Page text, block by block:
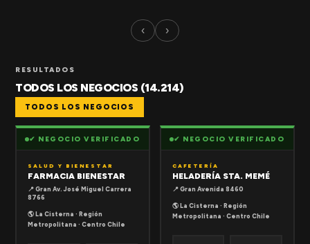
‹ ›
RESULTADOS
TODOS LOS NEGOCIOS (14.214)
TODOS LOS NEGOCIOS
✔ NEGOCIO VERIFICADO
SALUD Y BIENESTAR
FARMACIA BIENESTAR
📍 Gran Av. José Miguel Carrera
8766
🌎 La Cisterna · Región
Metropolitana · Centro Chile
✔ NEGOCIO VERIFICADO
CAFETERÍA
HELADERÍA STA. MEMÉ
📍 Gran Avenida 8460
🌎 La Cisterna · Región
Metropolitana · Centro Chile